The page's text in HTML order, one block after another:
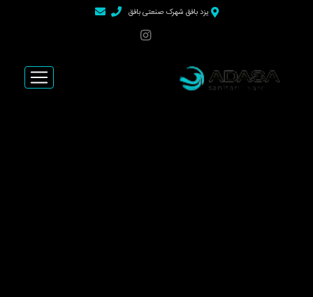
یزد بافق شهرک صنعتی بافق